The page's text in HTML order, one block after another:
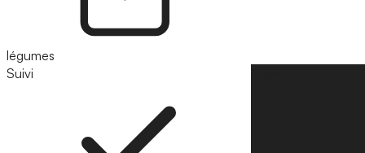
légumes
Suivi